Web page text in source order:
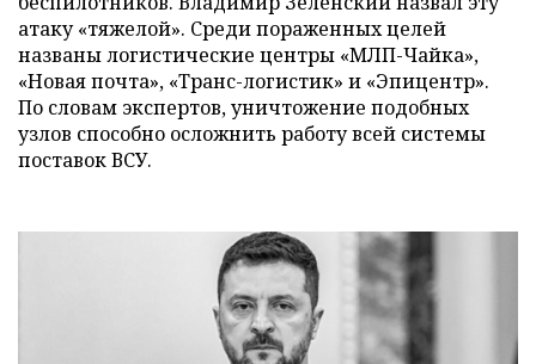
атаку «тяжелой». Среди пораженных целей
названы логистические центры «МЛП-Чайка»,
«Новая почта», «Транс-логистик» и «Эпицентр».
По словам экспертов, уничтожение подобных
узлов способно осложнить работу всей системы
поставок ВСУ.